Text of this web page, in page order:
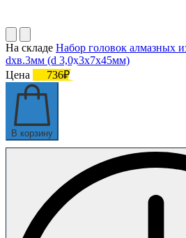
На складе Набор головок алмазных
dхв.3мм (d 3,0х3х7х45мм)
Цена
736₽
В корзину